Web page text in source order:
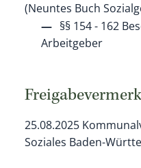
(Neuntes Buch
§§ 154 - 162
Arbeitgeber
Freigabevermerk
25.08.2025
Soziales Baden-